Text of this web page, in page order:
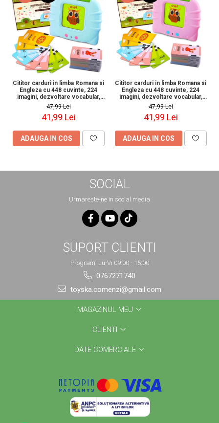
Cititor carduri in limba Romana si
Engleza cu 448 cuvinte, 224
imagini, dezvoltare vocabular,
albastru
47,99 Lei
41,99 Lei
ADAUGA IN COS
Cititor carduri in limba Romana si
Engleza cu 448 cuvinte, 224
imagini, dezvoltare vocabular,
roz
47,99 Lei
41,99 Lei
ADAUGA IN COS
SOCIAL
Urmareste-ne in social media
SUPORT CLIENTI
Program: Lu-Vi 09:00 - 15:00
0767271740
toyska.comenzi@gmail.com
MAGAZINUL MEU
CLIENTI
DATE COMERCIALE